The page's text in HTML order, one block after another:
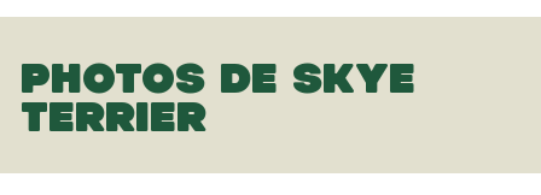
PHOTOS DE SKYE
TERRIER